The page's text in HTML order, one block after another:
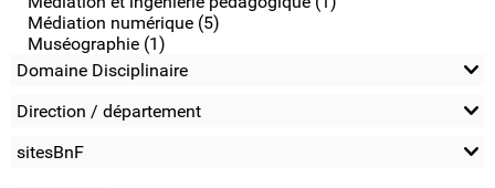
Médiation numérique (5)
Muséographie (1)
Domaine Disciplinaire
Direction / département
sitesBnF